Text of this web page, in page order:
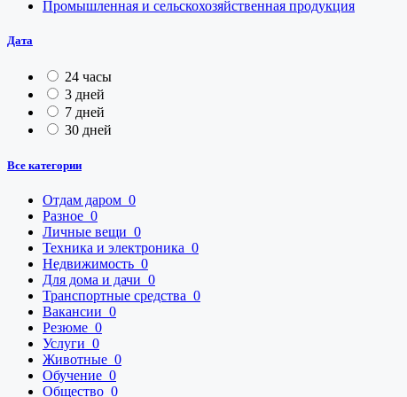
Промышленная и сельскохозяйственная продукция
Дата
24 часы
3 дней
7 дней
30 дней
Все категории
Отдам даром 0
Разное 0
Личные вещи 0
Техника и электроника 0
Недвижимость 0
Для дома и дачи 0
Транспортные средства 0
Вакансии 0
Резюме 0
Услуги 0
Животные 0
Обучение 0
Общество 0